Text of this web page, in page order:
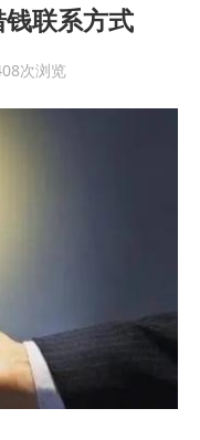
联系方式
次浏览